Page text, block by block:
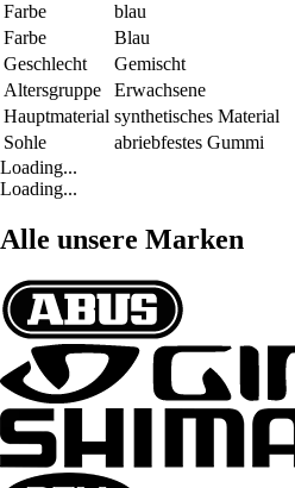
Farbe
blau
Farbe
Blau
Geschlecht
Gemischt
Altersgruppe
Erwachsene
Hauptmaterial synthetisches Material
Sohle
abriebfestes Gummi
Loading...
Loading...
Alle unsere Marken